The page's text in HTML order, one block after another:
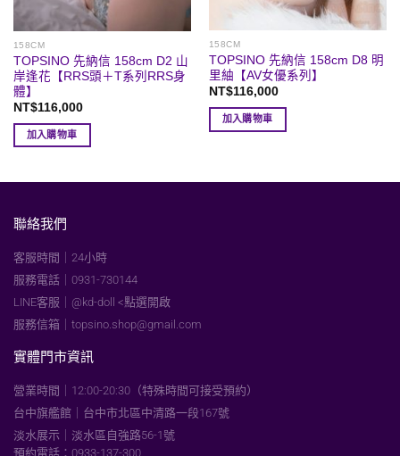
158CM
TOPSINO 先納信 158cm D2 山
岸逢花【RRS頭＋T系列RRS身
體】
NT$116,000
加入購物車
158CM
TOPSINO 先納信 158cm D8 明
里紬【AV女優系列】
NT$116,000
加入購物車
聯絡我們
客服時間｜24小時
服務電話｜0931-730144
LINE客服｜@kd-doll <點選開啟
服務信箱｜ topsino.shop@gmail.com
實體門市資訊
營業時間｜12:00-20:30（特殊時間可接受預約）
台中旗艦館｜台中市北區中清路一段167號
淡水展示｜淡水區自強路56-1號
預約電話：0933-137-300